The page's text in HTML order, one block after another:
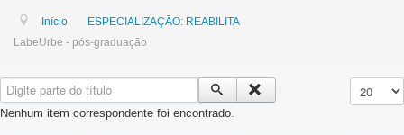
Início : ESPECIALIZAÇÃO: REABILITA :
LabeUrbe - pós-graduação
Digite parte do título
Exibir #
Nenhum item correspondente foi encontrado.